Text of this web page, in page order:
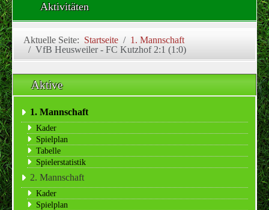
Aktivitäten
Aktuelle Seite: Startseite
1. Mannschaft
VfB Heusweiler - FC Kutzhof 2:1 (1:0)
Aktive
1. Mannschaft
Kader
Spielplan
Tabelle
Spielerstatistik
2. Mannschaft
Kader
Spielplan